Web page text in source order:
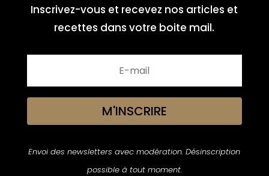
Inscrivez-vous et recevez nos articles et
recettes dans votre boite mail.
M'INSCRIRE
Envoi des newsletters avec modération. Désinscription
possible à tout moment.